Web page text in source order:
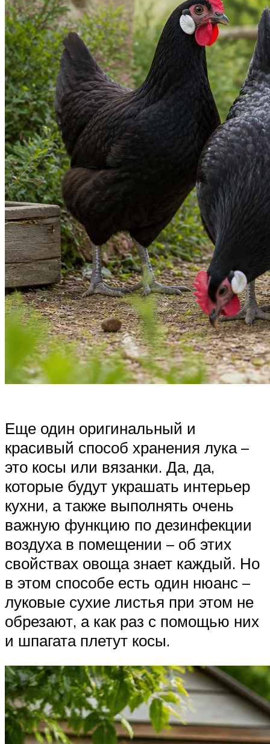
Еще один оригинальный и
красивый способ хранения лука –
это косы или вязанки. Да, да,
которые будут украшать интерьер
кухни, а также выполнять очень
важную функцию по дезинфекции
воздуха в помещении – об этих
свойствах овоща знает каждый. Но
в этом способе есть один нюанс –
луковые сухие листья при этом не
обрезают, а как раз с помощью них
и шпагата плетут косы.